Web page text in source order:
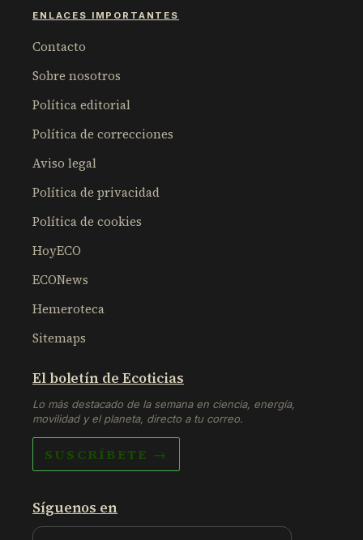
ENLACES IMPORTANTES
Contacto
Sobre nosotros
Política editorial
Política de correcciones
Aviso legal
Política de privacidad
Política de cookies
HoyECO
ECONews
Hemeroteca
Sitemaps
El boletín de Ecoticias
Lo más destacado de la semana en ciencia, energía,
movilidad y el planeta, directo a tu correo.
SUSCRÍBETE →
Síguenos en